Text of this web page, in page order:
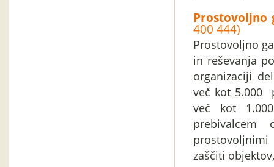
Prostovoljno
400 444)
Prostovoljno
in reševanja
organizaciji
več kot 5.000
več kot
zaščiti